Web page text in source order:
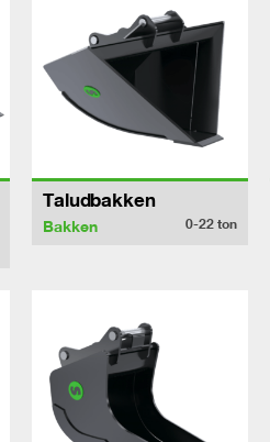
Taludbakken
Bakken 0-22ton